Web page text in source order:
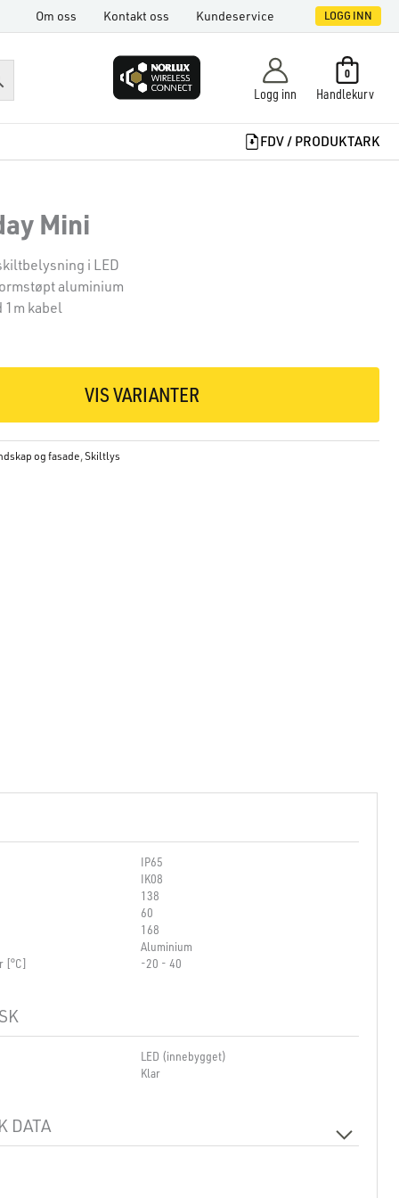
Om oss Kontakt oss Kundeservice LOGG INN
Logg inn Handlekurv
0
FDV / PRODUKTARK
Mini
i LED
aluminium
1m kabel
VIS VARIANTER
og fasade, Skiltlys
IP65
IK08
138
60
168
Aluminium
[°C]
-20 - 40
LED (innebygget)
Klar
DATA